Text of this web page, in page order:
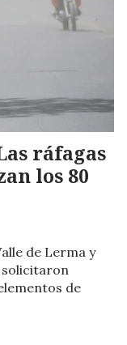
ráfagas
los 80
de Lerma y
solicitaron
de